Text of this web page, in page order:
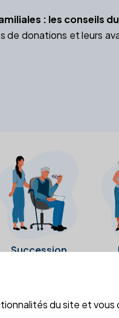
: les conseils
donations et leurs
Succession
Business de
du site et vous